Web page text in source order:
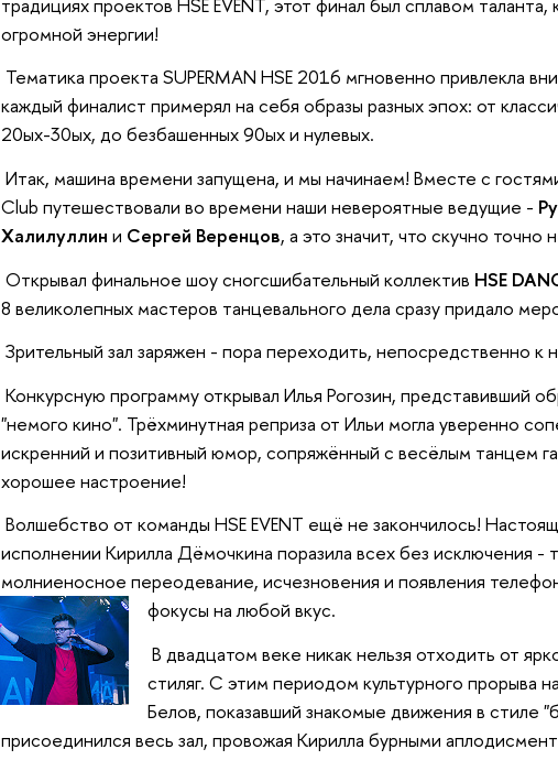
огромной энергии!
Тематика проекта SUPERMAN HSE 2016 мгновенно привлекла
каждый финалист примерял на себя образы разных эпох: от
20ых-30ых, до безбашенных 90ых и нулевых.
Итак, машина времени запущена, и мы начинаем! Вместе с
Club путешествовали во времени наши невероятные ведущие -
Халилуллин и Сергей Веренцов, а это значит, что скучно точно
Открывал финальное шоу сногсшибательный коллектив HSE
8 великолепных мастеров танцевального дела сразу придало
Зрительный зал заряжен - пора переходить, непосредственно к
Конкурсную программу открывал Илья Рогозин, представивший
"немого кино". Трёхминутная реприза от Ильи могла уверенно
искренний и позитивный юмор, сопряжённый с весёлым танцем
хорошее настроение!
Волшебство от команды HSE EVENT ещё не закончилось!
исполнении Кирилла Дёмочкина поразила всех без исключения -
молниеносное переодевание, исчезновения и появления
фокусы на любой вкус.
В двадцатом веке никак нельзя отходить от
стиляг. С этим периодом культурного прорыва
Белов, показавший знакомые движения в стиле
присоединился весь зал, провожая Кирилла бурными